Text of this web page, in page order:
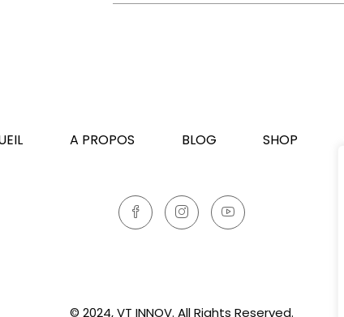
A PROPOS BLOG SHOP
© 2024, VT INNOV. All Rights Reserved.